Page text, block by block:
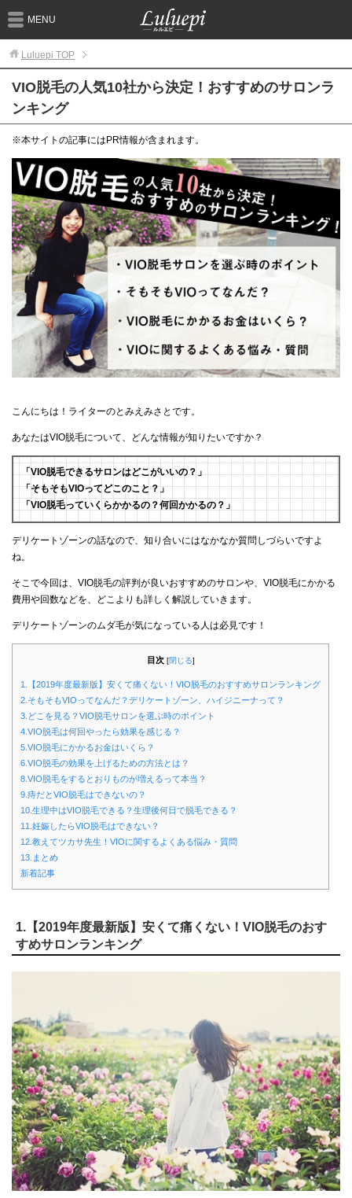
MENU
Luluepi TOP
VIO脱毛の人気10社から決定！おすすめのサロンラ
ンキング
※本サイトの記事にはPR情報が含まれます。
こんにちは！ライターのとみえみさとです。
あなたはVIO脱毛について、どんな情報が知りたいですか？
「VIO脱毛できるサロンはどこがいいの？」
「そもそもVIOってどこのこと？」
「VIO脱毛っていくらかかるの？何回かかるの？」
デリケートゾーンの話なので、知り合いにはなかなか質問しづらいですよ
ね。
そこで今回は、VIO脱毛の評判が良いおすすめのサロンや、VIO脱毛にかかる
費用や回数などを、どこよりも詳しく解説していきます。
デリケートゾーンのムダ毛が気になっている人は必見です！
目次 [閉じる]
1.【2019年度最新版】安くて痛くない！VIO脱毛のおすすめサロンランキング
2.そもそもVIOってなんだ？デリケートゾーン、ハイジニーナって？
3.どこを見る？VIO脱毛サロンを選ぶ時のポイント
4.VIO脱毛は何回やったら効果を感じる？
5.VIO脱毛にかかるお金はいくら？
6.VIO脱毛の効果を上げるための方法とは？
8.VIO脱毛をするとおりものが増えるって本当？
9.痔だとVIO脱毛はできないの？
10.生理中はVIO脱毛できる？生理後何日で脱毛できる？
11.妊娠したらVIO脱毛はできない？
12.教えてツカサ先生！VIOに関するよくある悩み・質問
13.まとめ
新着記事
1.【2019年度最新版】安くて痛くない！VIO脱毛のおす
すめサロンランキング